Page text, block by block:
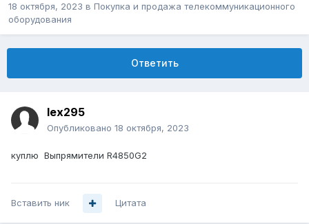
18 октября, 2023 в Покупка и продажа телекоммуникационного
оборудования
Ответить
lex295
Опубликовано 18 октября, 2023
куплю Выпрямители R4850G2
Вставить ник Цитата